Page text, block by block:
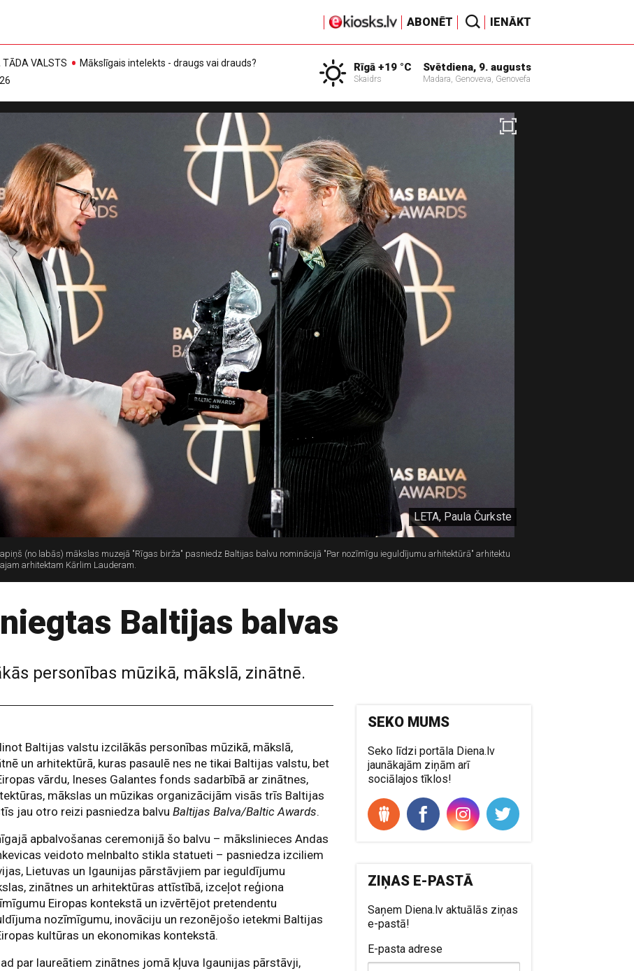
ABONĒT IENĀKT
TĀDA VALSTS
Mākslīgais intelekts - draugs vai drauds?
Rīgā +19 °C
Skaidrs
Svētdiena, 9. augusts
Madara, Genoveva, Genovefa
LETA, Paula Čurkste
(no labās) mākslas muzejā "Rīgas birža" pasniedz Baltijas balvu nominācijā "Par nozīmīgu ieguldījumu arhitektūrā" arhitektu
arhitektam Kārlim Lauderam.
Baltijas balvas
personības mūzikā, mākslā, zinātnē.
Baltijas valstu izcilākās personības mūzikā, mākslā,
un arhitektūrā, kuras pasaulē nes ne tikai Baltijas valstu, bet
vārdu, Ineses Galantes fonds sadarbībā ar zinātnes,
mākslas un mūzikas organizācijām visās trīs Baltijas
jau otro reizi pasniedza balvuBaltijas Balva/Baltic Awards.
apbalvošanas ceremonijā šo balvu – mākslinieces Andas
veidoto melnbalto stikla statueti – pasniedza izciliem
Lietuvas un Igaunijas pārstāvjiem par ieguldījumu
zinātnes un arhitektūras attīstībā, izceļot reģiona
Eiropas kontekstā un izvērtējot pretendentu
nozīmīgumu, inovāciju un rezonējošo ietekmi Baltijas
kultūras un ekonomikas kontekstā.
par laureātiem zinātnes jomā kļuva Igaunijas pārstāvji,
SEKO MUMS
Seko līdzi portāla Diena.lv
jaunākajām ziņām arī
sociālajos tīklos!
ZIŅAS E-PASTĀ
Saņem Diena.lv aktuālās ziņas
e-pastā!
E-pasta adrese